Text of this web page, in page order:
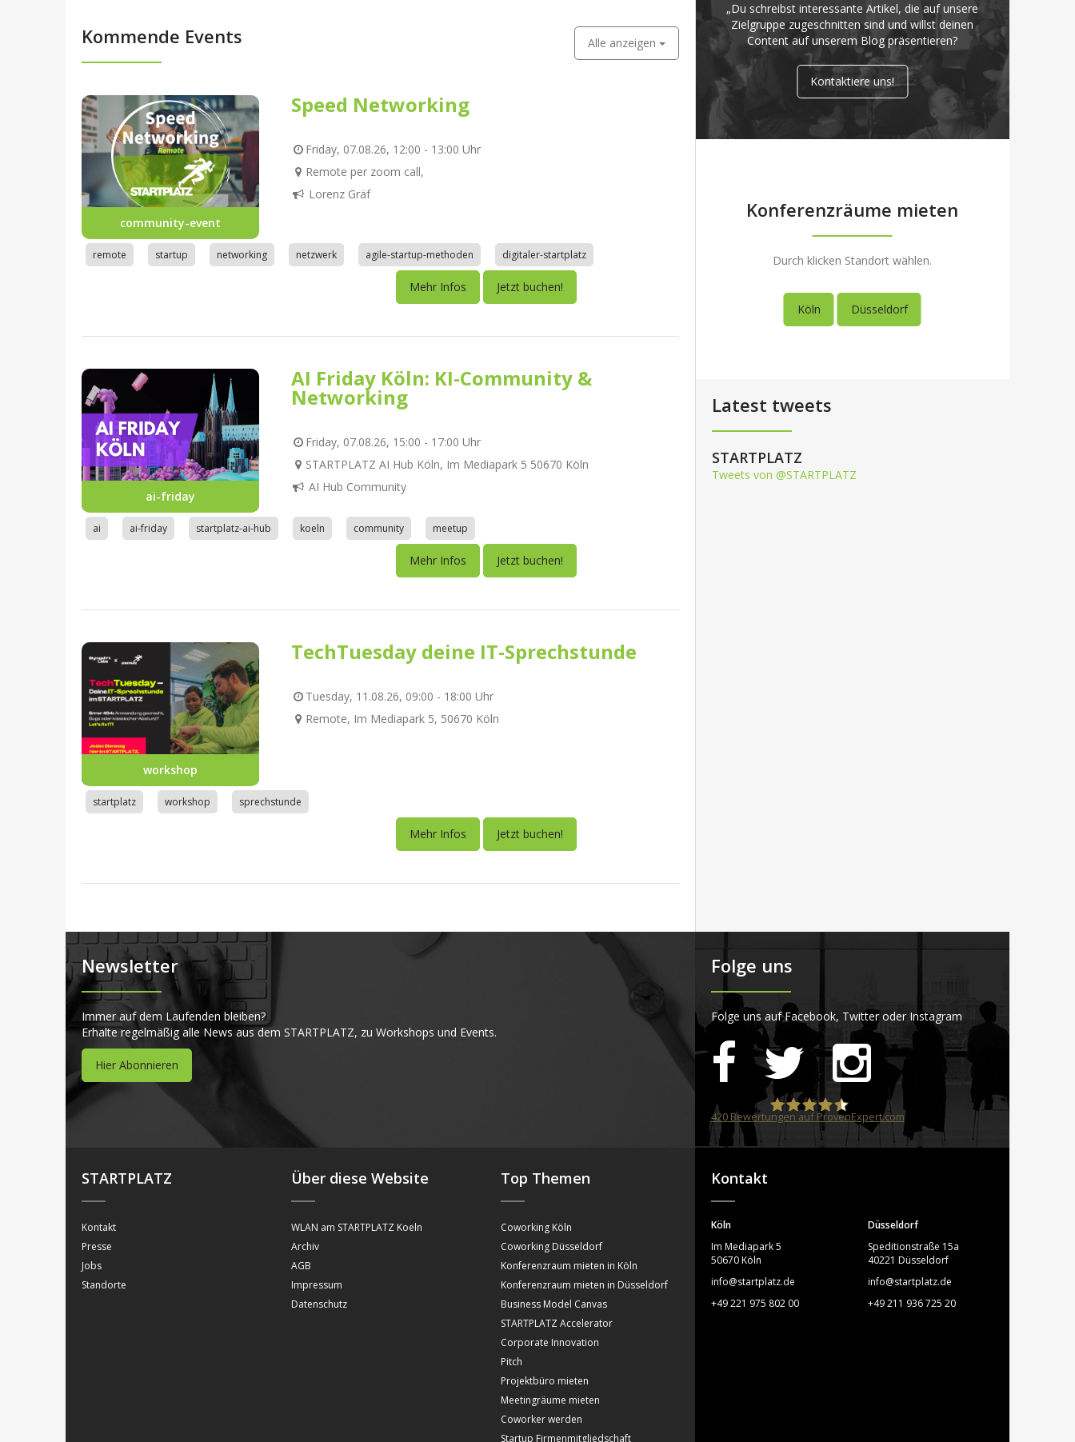
Kommende Events Alle anzeigen
community-event
Speed Networking
Friday, 07.08.26, 12:00 - 13:00 Uhr
Remote per zoom call,
Lorenz Gräf
remote startup networking netzwerk agile-startup-methoden digitaler-startplatz
Mehr Infos Jetzt buchen!
ai-friday
AI Friday Köln: KI-Community &
Networking
Friday, 07.08.26, 15:00 - 17:00 Uhr
STARTPLATZ AI Hub Köln, Im Mediapark 5 50670 Köln
AI Hub Community
ai ai-friday startplatz-ai-hub koeln community meetup
Mehr Infos Jetzt buchen!
workshop
TechTuesday deine IT-Sprechstunde
Tuesday, 11.08.26, 09:00 - 18:00 Uhr
Remote, Im Mediapark 5, 50670 Köln
startplatz workshop sprechstunde
Mehr Infos Jetzt buchen!
„Du schreibst interessante Artikel, die auf unsere
Zielgruppe zugeschnitten sind und willst deinen
Content auf unserem Blog präsentieren?
Kontaktiere uns!
Konferenzräume mieten
Durch klicken Standort wählen.
Köln Düsseldorf
Latest tweets
STARTPLATZ
Tweets von @STARTPLATZ
Newsletter
Immer auf dem Laufenden bleiben?
Erhalte regelmäßig alle News aus dem STARTPLATZ, zu Workshops und Events.
Hier Abonnieren
Folge uns
Folge uns auf Facebook, Twitter oder Instagram
STARTPLATZ
420Bewertungen auf ProvenExpert.com
STARTPLATZ
Kontakt
Presse
Jobs
Standorte
Über diese Website
WLAN am STARTPLATZ Koeln
Archiv
AGB
Impressum
Datenschutz
Top Themen
Coworking Köln
Coworking Düsseldorf
Konferenzraum mieten in Köln
Konferenzraum mieten in Düsseldorf
Business Model Canvas
STARTPLATZ Accelerator
Corporate Innovation
Pitch
Projektbüro mieten
Meetingräume mieten
Coworker werden
Startup Firmenmitgliedschaft
Kontakt
Köln
Im Mediapark 5
50670 Köln
info@startplatz.de
+49 221 975 802 00
Düsseldorf
Speditionstraße 15a
40221 Düsseldorf
info@startplatz.de
+49 211 936 725 20